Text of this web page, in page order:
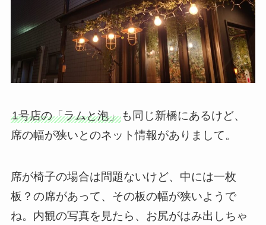
1号店の「ラムと泡」も同じ新橋にあるけど、
席の幅が狭いとのネット情報がありまして。
席が椅子の場合は問題ないけど、中には一枚
板？の席があって、その板の幅が狭いようで
ね。内観の写真を見たら、お尻がはみ出しちゃ